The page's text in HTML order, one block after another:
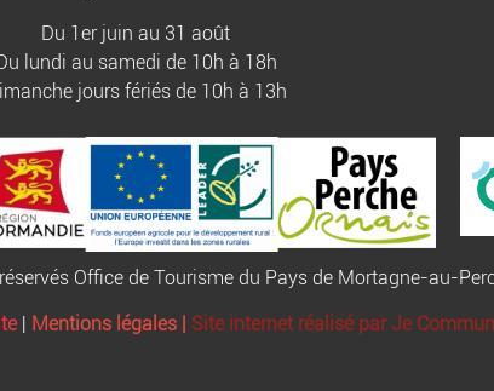
Du 1er juin au 31 août
lundi au samedi de 10h à 18h
jours fériés de 10h à 13h
Office de Tourisme du Pays de Mortagne-au-
| Mentions légales | Site internet réalisé par Je